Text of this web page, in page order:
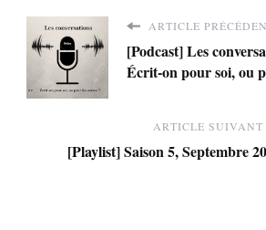
ARTICLE
[Podcast] Les
Écrit-on pour soi, ou
ARTICLE SUIVANT
[Playlist] Saison 5, Septembre